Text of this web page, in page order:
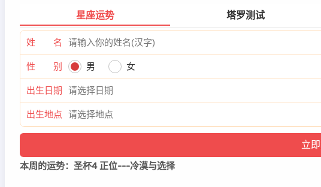
星座运势 塔罗测试
姓 名
性 别 男 女
出生日期
出生地点
本周的运势：圣杯4 正位---冷漠与选择